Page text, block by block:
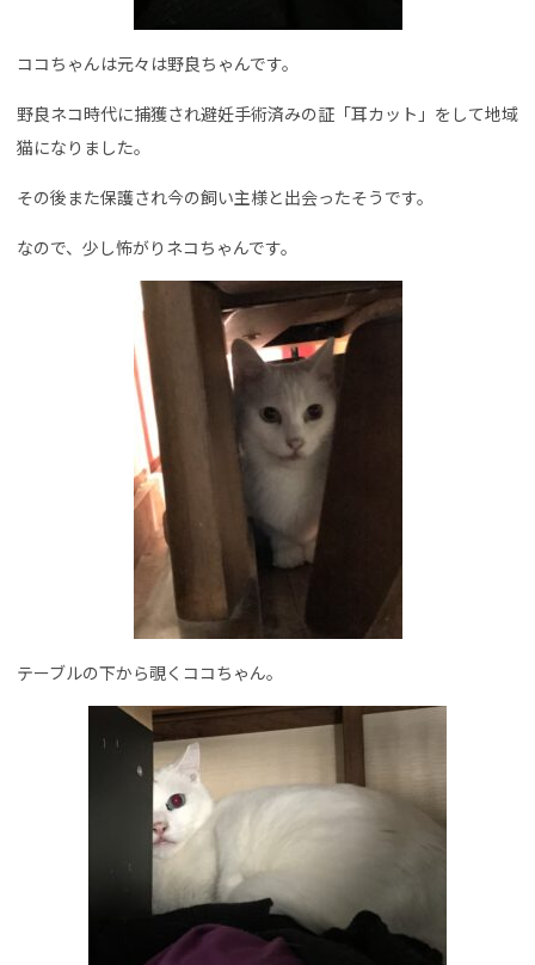
ココちゃんは元々は野良ちゃんです。
野良ネコ時代に捕獲され避妊手術済みの証「耳カット」をして地域
猫になりました。
その後また保護され今の飼い主様と出会ったそうです。
なので、少し怖がりネコちゃんです。
テーブルの下から覗くココちゃん。